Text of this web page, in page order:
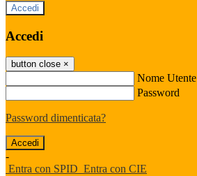
Accedi
Accedi
button close ×
Nome Utente
Password
Password dimenticata?
-
Entra con SPID Entra con CIE